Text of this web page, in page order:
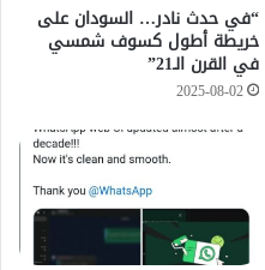
“في حدث نادر… السودان على
خريطة أطول كسوف شمسي
في القرن الـ21”
2025-08-02